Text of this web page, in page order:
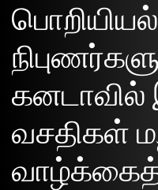
பொறியியல்
கனடாவில்
வசதிகள்